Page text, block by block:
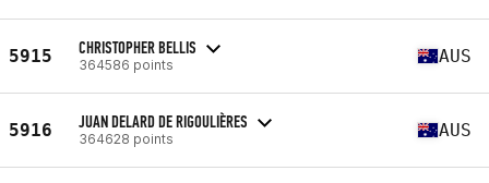
5915 CHRISTOPHER BELLIS
364586 points AUS
5916 JUAN DELARD DE RIGOULIÈRES
364628 points AUS